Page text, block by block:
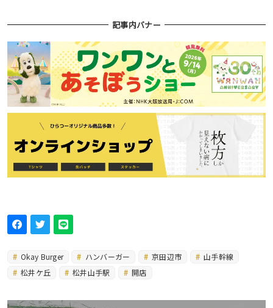
記事内バナー
Okay Burger ハンバーガー 京田辺市
山手幹線
松井ケ丘
松井山手駅 開店